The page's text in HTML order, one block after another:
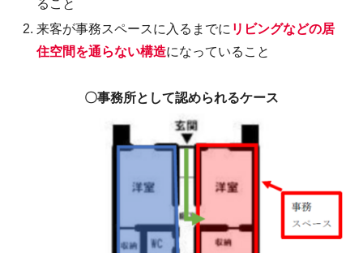
ること
来客が事務スペースに入るまでに リビングなどの居
住空間を通らない構造になっていること
〇事務所として認められるケース